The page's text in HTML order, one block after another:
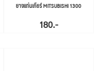
ยางแท่นเกียร์ MITSUBISHI 1300
180.-